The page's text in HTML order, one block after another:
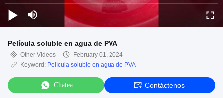
Película soluble en agua de PVA
Other Videos
February 01, 2024
Keyword: Película soluble en agua de PVA
Chatea Contáctenos